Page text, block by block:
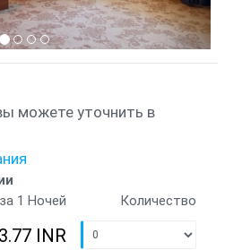
можете уточнить в
1 Ночей
Количество
INR